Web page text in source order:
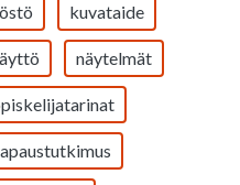
kuvataide
näytelmät